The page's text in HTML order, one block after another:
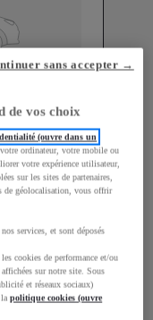
de vos choix
(ouvre dans un
ordinateur, votre mobile ou
votre expérience utilisateur,
sur les sites de partenaires,
de géolocalisation, vous offrir
services, et sont déposés
cookies de performance et/ou
sur notre site. Sous
et réseaux sociaux)
lapolitique cookies (ouvre
sans accepter →